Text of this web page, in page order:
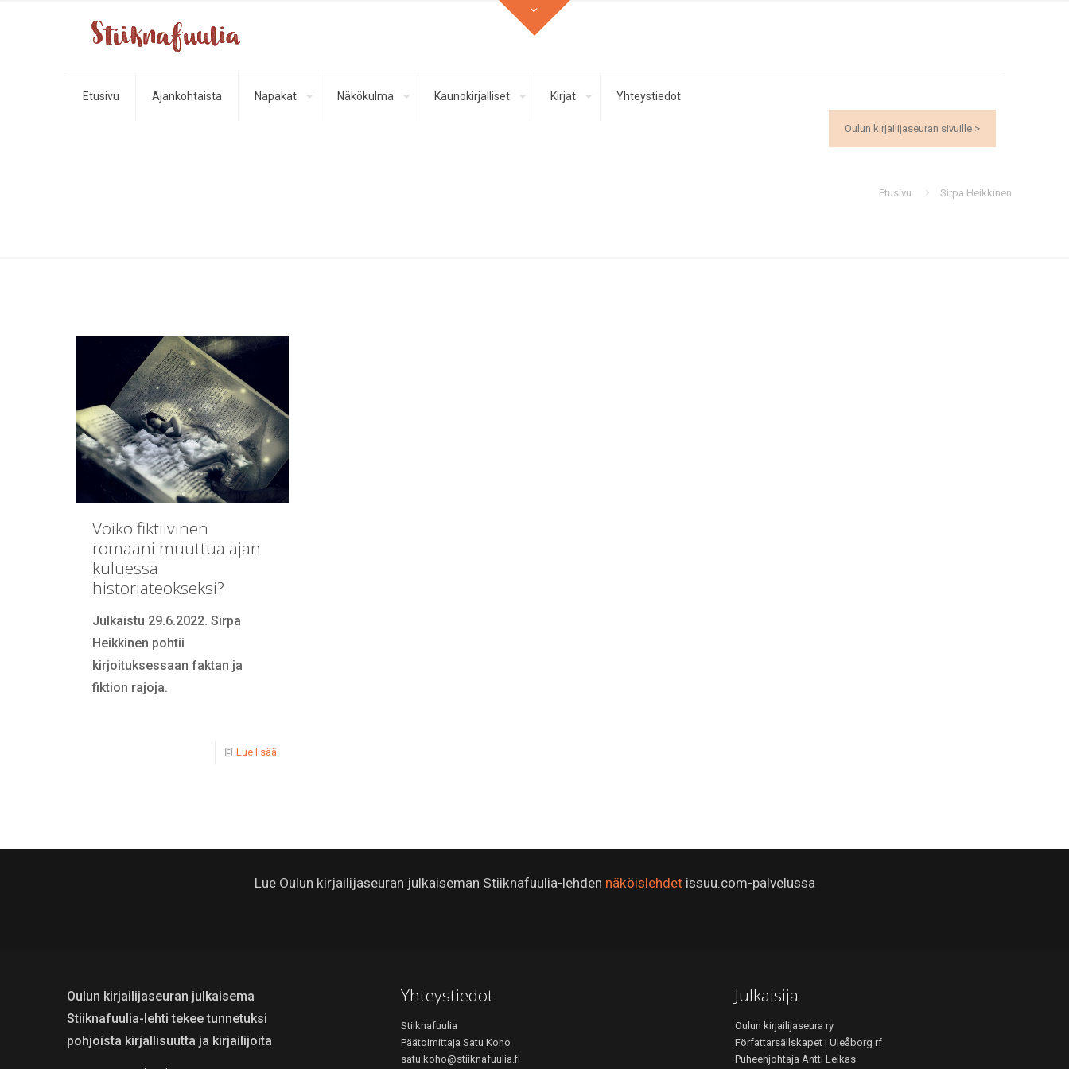
Etusivu Ajankohtaista Napakat Näkökulma Kaunokirjalliset Kirjat Yhteystiedot
Oulun kirjailijaseuran sivuille >
Etusivu Sirpa Heikkinen
Voiko fiktiivinen
romaani muuttua ajan
kuluessa
historiateokseksi?
Julkaistu 29.6.2022. Sirpa
Heikkinen pohtii
kirjoituksessaan faktan ja
fiktion rajoja.
Lue lisää
Lue Oulun kirjailijaseuran julkaiseman Stiiknafuulia-lehden näköislehdetissuu.com-palvelussa
Oulun kirjailijaseuran julkaisema
Stiiknafuulia-lehti tekee tunnetuksi
pohjoista kirjallisuutta ja kirjailijoita
Yhteystiedot
Stiiknafuulia
Päätoimittaja Satu Koho
satu.koho@stiiknafuulia.fi
Julkaisija
Oulun kirjailijaseura ry
Författarsällskapet i Uleåborg rf
Puheenjohtaja Antti Leikas